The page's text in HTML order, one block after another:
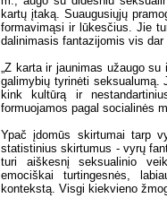
kartų įtaką. Suaugusiųjų
formavimąsi ir lūkesčius. Jie
dalinimasis fantazijomis vis
„Z karta ir jaunimas užaugo
galimybių tyrinėti seksualumą.
kink kultūrą ir
formuojamos pagal socialinės
Ypač įdomūs skirtumai tarp
statistinius skirtumus - vyrų
turi aiškesnį seksualinio
emociškai turtingesnės,
kontekstą. Visgi kiekvieno